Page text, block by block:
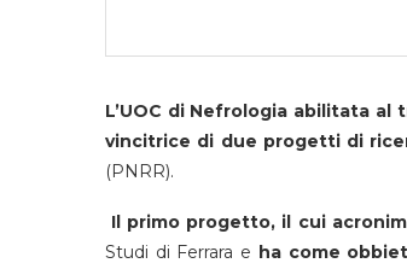
L’UOC di Nefrologia abilitata al
vincitrice di due progetti di
(PNRR).
Il primo progetto, il cui
Studi di Ferrara e ha come